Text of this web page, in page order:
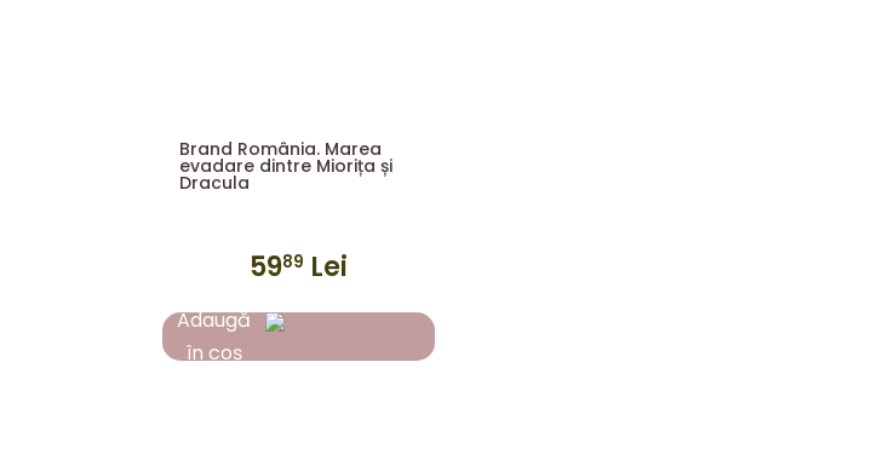
Brand România. Marea
evadare dintre Miorița și
Dracula
5989 Lei
Adaugă
în coș